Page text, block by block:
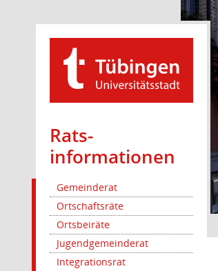
Rats­
informationen
Gemeinderat
Ortschaftsräte
Ortsbeiräte
Jugendgemeinderat
Integrationsrat